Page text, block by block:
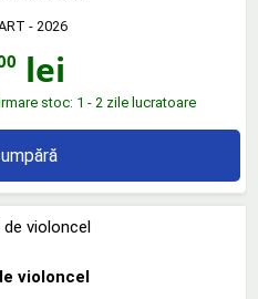
- 2026
lei
stoc: 1 - 2 zile lucratoare
violoncel